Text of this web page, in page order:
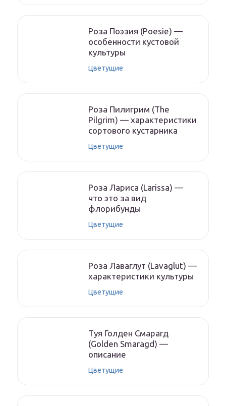
Роза Поэзия (Poesie) —
особенности кустовой
культуры
Цветущие
Роза Пилигрим (The
Pilgrim) — характеристики
сортового кустарника
Цветущие
Роза Лариса (Larissa) —
что это за вид
флорибунды
Цветущие
Роза Лаваглут (Lavaglut) —
характеристики культуры
Цветущие
Туя Голден Смарагд
(Golden Smaragd) —
описание
Цветущие